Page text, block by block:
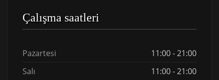
Çalışma saatleri
Pazartesi
11:00 - 21:00
Salı
11:00 - 21:00